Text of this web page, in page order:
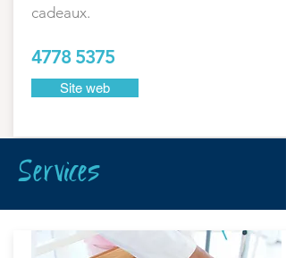
cadeaux.
4778 5375
Site web
Services